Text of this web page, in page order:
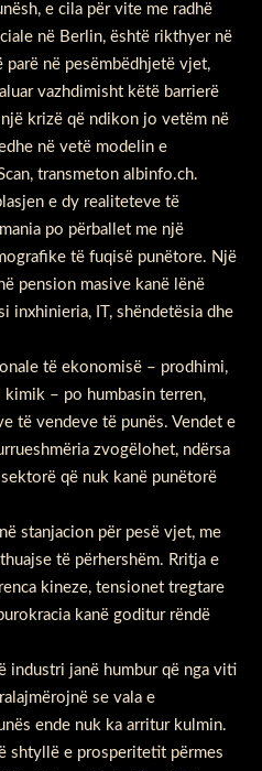
e cila për vite me radhë
në Berlin, është rikthyer në
në pesëmbëdhjetë vjet,
vazhdimisht këtë barrierë
krizë që ndikon jo vetëm në
në vetë modelin e
transmeton albinfo.ch.
e dy realiteteve të
po përballet me një
të fuqisë punëtore. Një
pension masive kanë lënë
inxhinieria, IT, shëndetësia dhe
të ekonomisë – prodhimi,
– po humbasin terren,
të vendeve të punës. Vendet e
zvogëlohet, ndërsa
që nuk kanë punëtorë
stanjacion për pesë vjet, me
të përhershëm. Rritja e
kineze, tensionet tregtare
kanë goditur rëndë
industri janë humbur që nga viti
se vala e
ende nuk ka arritur kulmin.
shtyllë e prosperitetit përmes